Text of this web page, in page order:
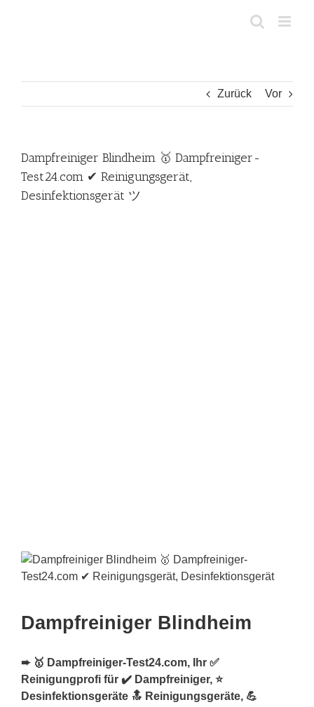
Zurück Vor
Dampfreiniger Blindheim 🥇 Dampfreiniger-
Test24.com ✔ Reinigungsgerät,
Desinfektionsgerät ツ
Dampfreiniger Blindheim
➨ 🥇 Dampfreiniger-Test24.com, Ihr ✅
Reinigungprofi für ✔️ Dampfreiniger, ⭐
Desinfektionsgeräte 🔝 Reinigungsgeräte, 💪